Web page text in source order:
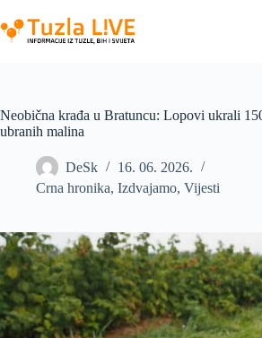
to
content
Neobična krađa u Bratuncu: Lopovi ukrali
ubranih malina
DeSk
16. 06. 2026.
Crna hronika, Izdvajamo, Vijesti